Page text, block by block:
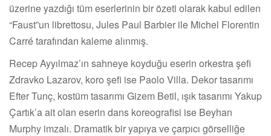
üzerine yazdığı tüm eserlerinin bir özeti olarak kabul edilen
“Faust”un librettosu, Jules Paul Barbier ile Michel Florentin
Carré tarafından kaleme alınmış.
Recep Ayyılmaz’ın sahneye koyduğu eserin orkestra şefi
Zdravko Lazarov, koro şefi ise Paolo Villa. Dekor tasarımı
Efter Tunç, kostüm tasarımı Gizem Betil, ışık tasarımı Yakup
Çartık’a ait olan eserin dans koreografisi ise Beyhan
Murphy imzalı. Dramatik bir yapıya ve çarpıcı görselliğe